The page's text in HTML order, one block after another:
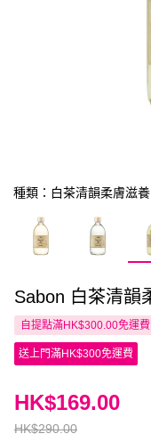
種類：白茶清韻柔膚滋養
Sabon 白茶清韻
自提點滿HK$300.00免運費
送上門滿HK$300免運費
HK$290.00
HK$169.00